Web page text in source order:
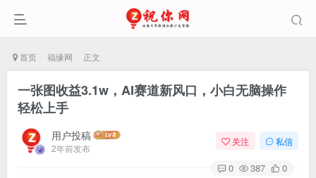
首页 福缘网 正文
一张图收益3.1w，AI赛道新风口，小白无脑操作
轻松上手
用户投稿
2年前发布
关注 私信
0 387 0